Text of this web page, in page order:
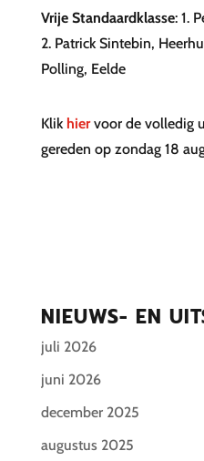
Vrije Standaardklasse: 1.
2. Patrick Sintebin,
Polling, Eelde
Klik hiervoor de volledig
gereden op zondag 18
NIEUWS- EN
juli 2026
juni 2026
december 2025
augustus 2025